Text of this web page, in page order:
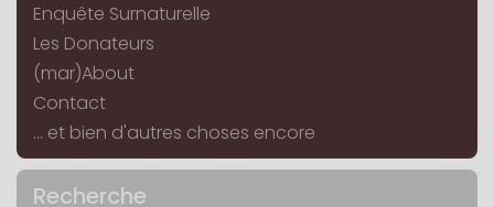
Enquête Surnaturelle
Les Donateurs
(mar)About
Contact
... et bien d'autres choses encore
Recherche